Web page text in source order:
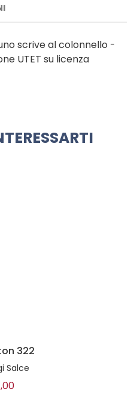
scrive al colonnello -
UTET su licenza
322
Salce